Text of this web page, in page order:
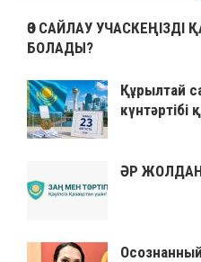
ӨЗ САЙЛАУ УЧАСКЕҢІЗДІ
БОЛАДЫ?
Құрылтай
күнтәртібі
ӘР